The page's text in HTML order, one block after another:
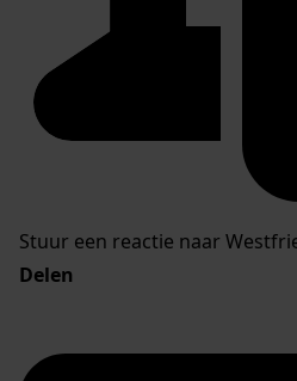
Stuur een reactie naar
Delen